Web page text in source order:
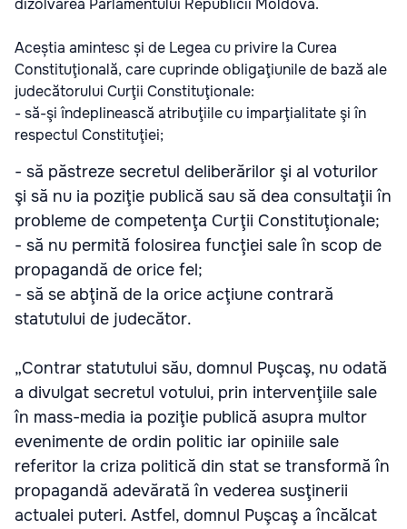
dizolvarea Parlamentului Republicii Moldova.
Aceștia amintesc și de Legea cu privire la Curea
Constituţională, care cuprinde obligaţiunile de bază ale
judecătorului Curţii Constituţionale:
- să-şi îndeplinească atribuţiile cu imparţialitate şi în
respectul Constituţiei;
- să păstreze secretul deliberărilor şi al voturilor
şi să nu ia poziţie publică sau să dea consultaţii în
probleme de competenţa Curţii Constituţionale;
- să nu permită folosirea funcţiei sale în scop de
propagandă de orice fel;
- să se abţină de la orice acţiune contrară
statutului de judecător.
„Contrar statutului său, domnul Puşcaş, nu odată
a divulgat secretul votului, prin intervenţiile sale
în mass-media ia poziţie publică asupra multor
evenimente de ordin politic iar opiniile sale
referitor la criza politică din stat se transformă în
propagandă adevărată în vederea susţinerii
actualei puteri. Astfel, domnul Puşcaş a încălcat